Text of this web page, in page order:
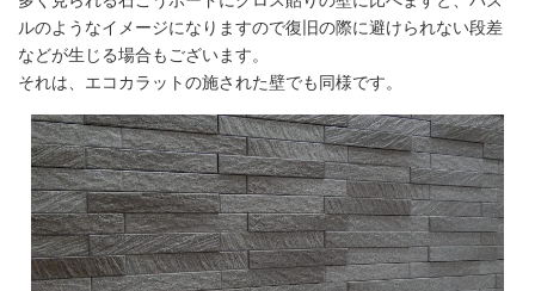
ルのようなイメージになりますので復旧の際に避けられない段差
などが生じる場合もございます。
それは、エコカラットの施された壁でも同様です。